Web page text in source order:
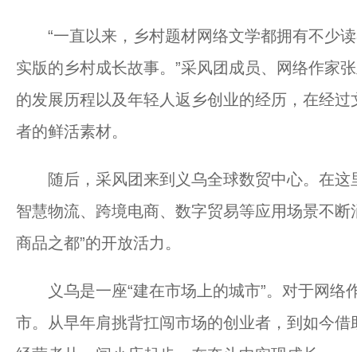
“一直以来，乡村题材网络文学都拥有不少读
实版的乡村成长故事。”采风团成员、网络作家
的发展历程以及年轻人返乡创业的经历，在经
者的鲜活素材。
随后，采风团来到义乌全球数贸中心。在这
智慧物流、跨境电商、数字贸易等应用场景不
商品之都”的开放活力。
义乌是一座“建在市场上的城市”。对于网络
市。从早年肩挑背扛闯市场的创业者，到如今